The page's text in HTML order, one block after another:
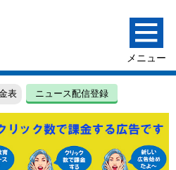
表 ニュース配信登録